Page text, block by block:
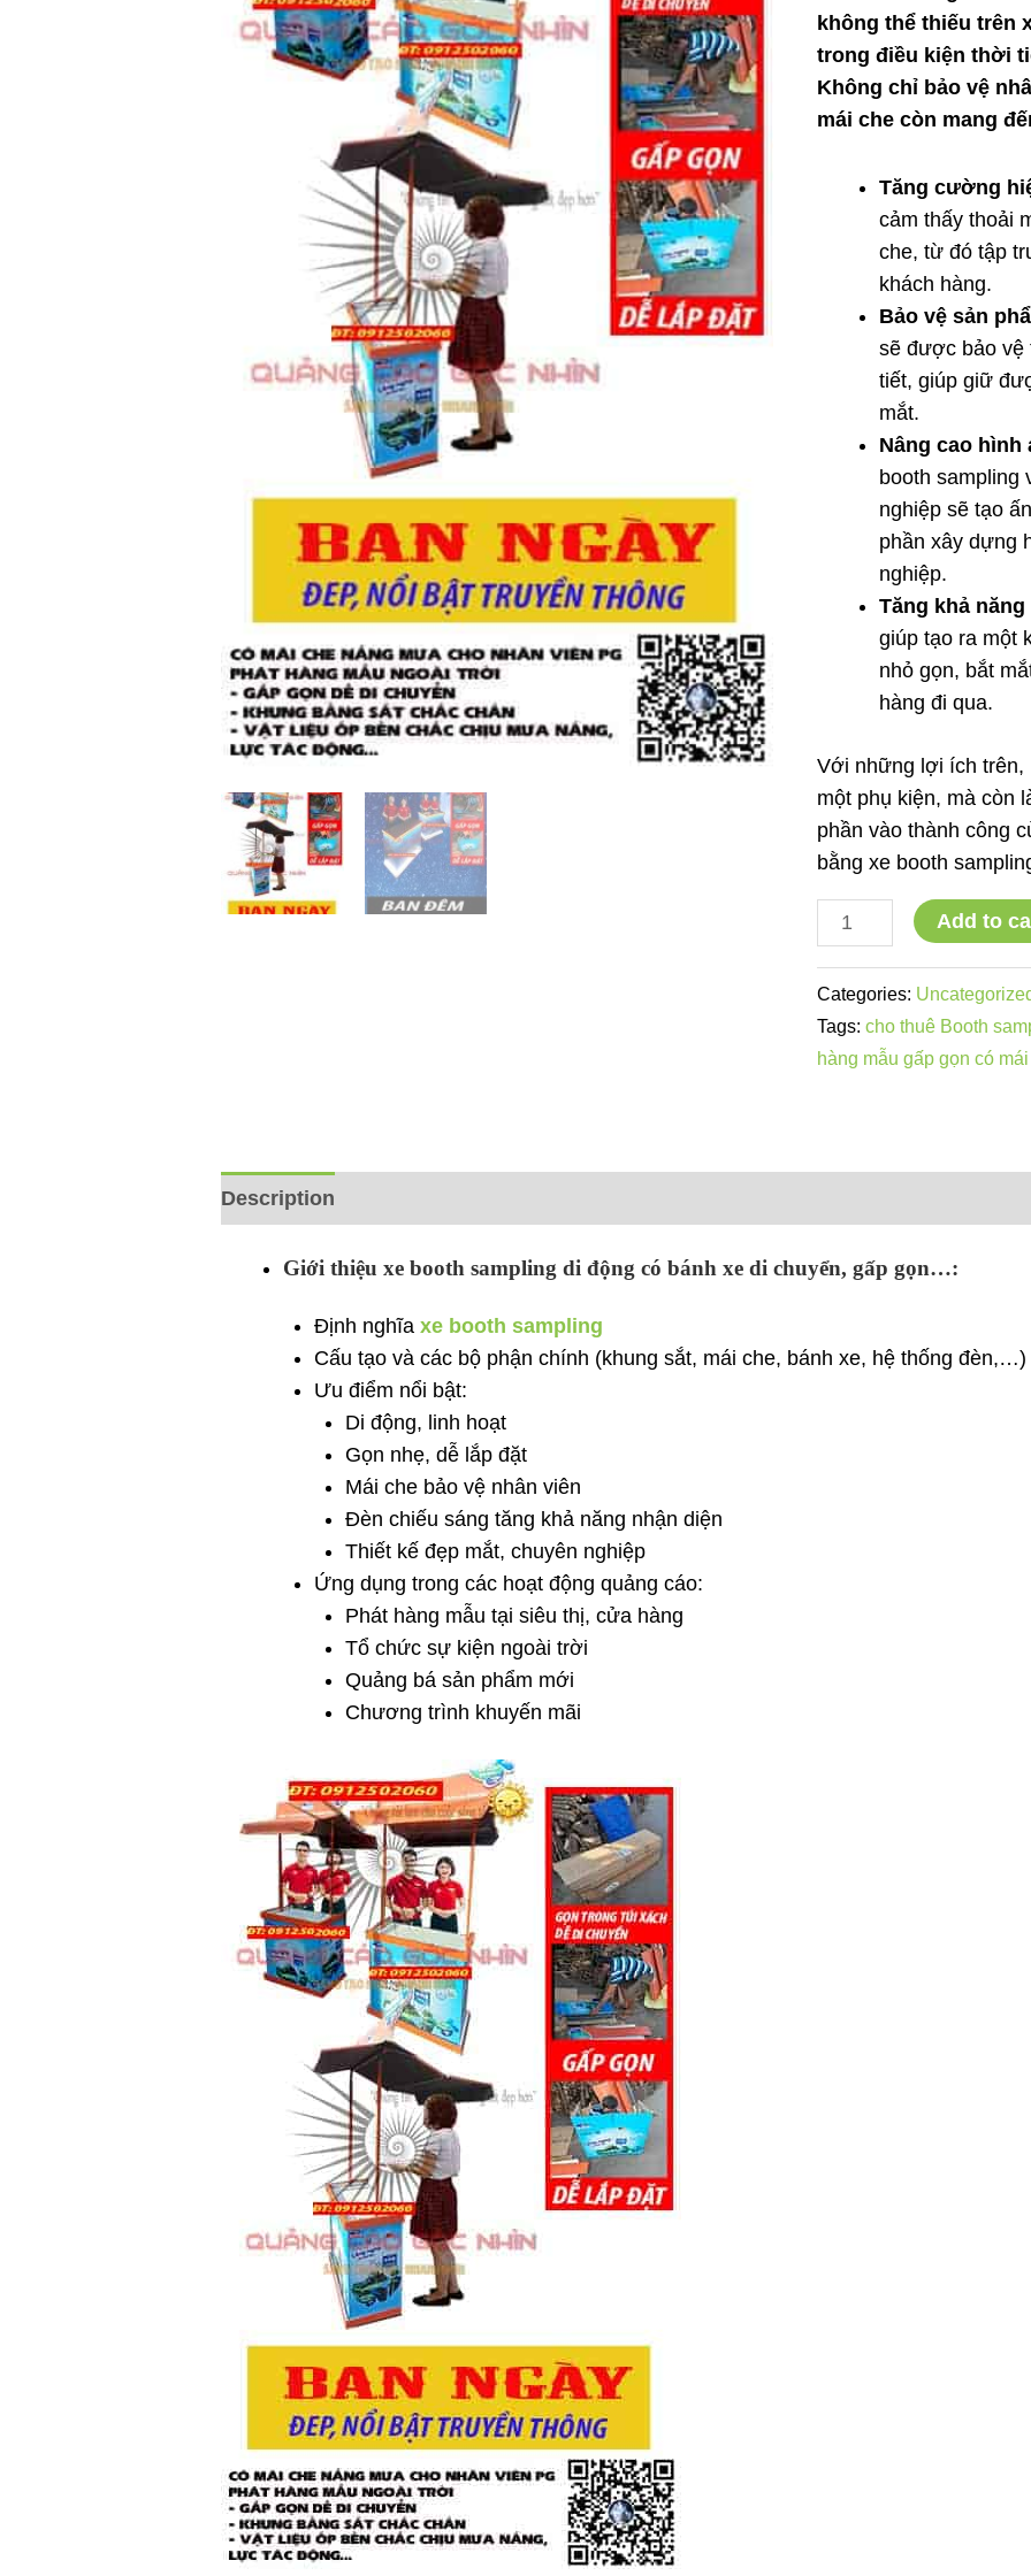
không thể thiếu trên
trong điều kiện thời
Không chỉ bảo vệ
mái che còn mang
Tăng cường
cảm thấy thoải
che, từ đó tập
khách hàng.
Bảo vệ sản
sẽ được bảo vệ
tiết, giúp giữ
mắt.
Nâng cao
booth sampling
nghiệp sẽ tạo
phần xây dựng
nghiệp.
Tăng khả
giúp tạo ra một
nhỏ gọn, bắt
hàng đi qua.
Với những lợi ích trên,
một phụ kiện, mà còn
phần vào thành công
bằng xe booth
booth
quảng
xe
mẫu,
che
Add to
Categories:
Tags:cho thuê Booth
hàng mẫu gấp gọn có
Description
Giới thiệu xe booth sampling di động có bánh xe di chuyển, gấp gọn…:
Định nghĩaxe booth sampling
Cấu tạo và các bộ phận chính (khung sắt, mái che, bánh xe, hệ thống đèn,…)
Ưu điểm nổi bật:
Di động, linh hoạt
Gọn nhẹ, dễ lắp đặt
Mái che bảo vệ nhân viên
Đèn chiếu sáng tăng khả năng nhận diện
Thiết kế đẹp mắt, chuyên nghiệp
Ứng dụng trong các hoạt động quảng cáo:
Phát hàng mẫu tại siêu thị, cửa hàng
Tổ chức sự kiện ngoài trời
Quảng bá sản phẩm mới
Chương trình khuyến mãi